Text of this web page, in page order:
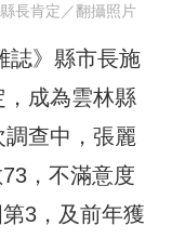
長肯定／翻攝照片
誌》縣市長施
成為雲林縣
查中，張麗
，不滿意度
3，及前年獲